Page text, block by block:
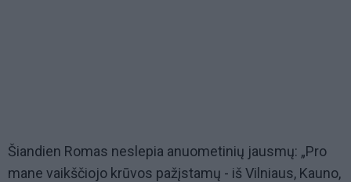
Šiandien Romas neslepia anuometinių jausmų: „Pro
mane vaikščiojo krūvos pažįstamų - iš Vilniaus, Kauno,